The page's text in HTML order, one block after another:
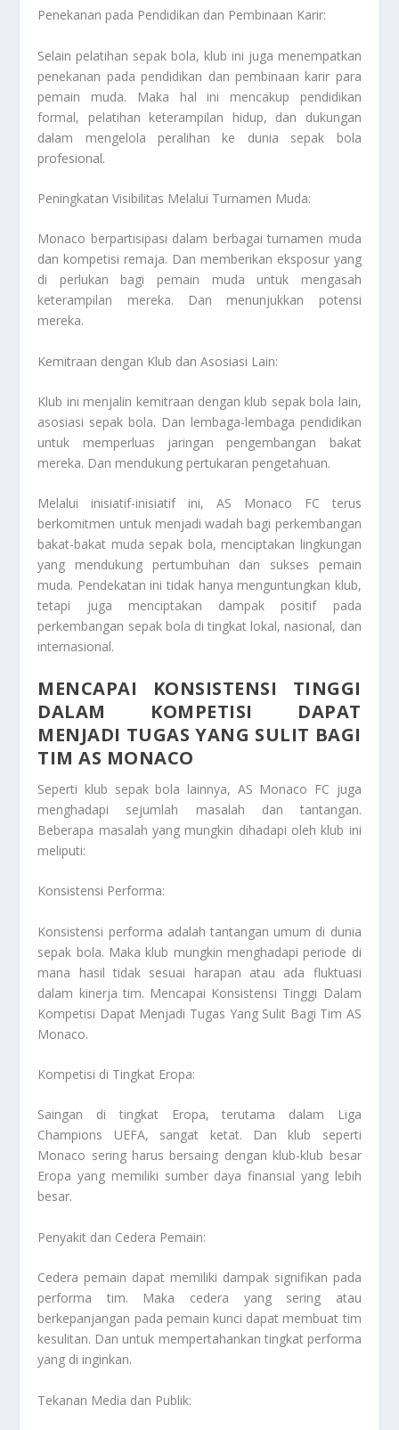
Penekanan pada Pendidikan dan Pembinaan Karir:
Selain pelatihan sepak bola, klub ini juga menempatkan
penekanan pada pendidikan dan pembinaan karir para
pemain muda. Maka hal ini mencakup pendidikan
formal, pelatihan keterampilan hidup, dan dukungan
dalam mengelola peralihan ke dunia sepak bola
profesional.
Peningkatan Visibilitas Melalui Turnamen Muda:
Monaco berpartisipasi dalam berbagai turnamen muda
dan kompetisi remaja. Dan memberikan eksposur yang
di perlukan bagi pemain muda untuk mengasah
keterampilan mereka. Dan menunjukkan potensi
mereka.
Kemitraan dengan Klub dan Asosiasi Lain:
Klub ini menjalin kemitraan dengan klub sepak bola lain,
asosiasi sepak bola. Dan lembaga-lembaga pendidikan
untuk memperluas jaringan pengembangan bakat
mereka. Dan mendukung pertukaran pengetahuan.
Melalui inisiatif-inisiatif ini, AS Monaco FC terus
berkomitmen untuk menjadi wadah bagi perkembangan
bakat-bakat muda sepak bola, menciptakan lingkungan
yang mendukung pertumbuhan dan sukses pemain
muda. Pendekatan ini tidak hanya menguntungkan klub,
tetapi juga menciptakan dampak positif pada
perkembangan sepak bola di tingkat lokal, nasional, dan
internasional.
MENCAPAI KONSISTENSI TINGGI
DALAM KOMPETISI DAPAT
MENJADI TUGAS YANG SULIT BAGI
TIM AS MONACO
Seperti klub sepak bola lainnya, AS Monaco FC juga
menghadapi sejumlah masalah dan tantangan.
Beberapa masalah yang mungkin dihadapi oleh klub ini
meliputi:
Konsistensi Performa:
Konsistensi performa adalah tantangan umum di dunia
sepak bola. Maka klub mungkin menghadapi periode di
mana hasil tidak sesuai harapan atau ada fluktuasi
dalam kinerja tim. Mencapai Konsistensi Tinggi Dalam
Kompetisi Dapat Menjadi Tugas Yang Sulit Bagi Tim AS
Monaco.
Kompetisi di Tingkat Eropa:
Saingan di tingkat Eropa, terutama dalam Liga
Champions UEFA, sangat ketat. Dan klub seperti
Monaco sering harus bersaing dengan klub-klub besar
Eropa yang memiliki sumber daya finansial yang lebih
besar.
Penyakit dan Cedera Pemain:
Cedera pemain dapat memiliki dampak signifikan pada
performa tim. Maka cedera yang sering atau
berkepanjangan pada pemain kunci dapat membuat tim
kesulitan. Dan untuk mempertahankan tingkat performa
yang di inginkan.
Tekanan Media dan Publik: